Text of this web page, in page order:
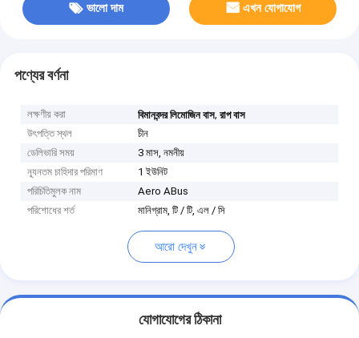
ভালো দাম এখন যোগাযোগ
পণ্যের বর্ণনা
লক্ষণীয় করা বিমানবন্দর লিমোজিন বাস,রাপ বাস
উৎপত্তি স্থল
চীন
ডেলিভারি সময়
3 মাস, নমনীয়
ন্যূনতম চাহিদার পরিমাণ
1 ইউনিট
পরিচিতিমুলক নাম
Aero ABus
পরিশোধের শর্ত
মানিগ্রাম, টি / টি, এল / সি
আরো দেখুন
যোগাযোগের ঠিকানা